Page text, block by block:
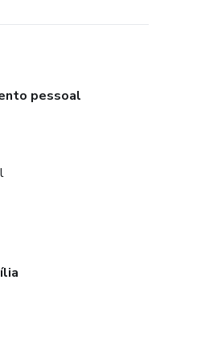
pessoal